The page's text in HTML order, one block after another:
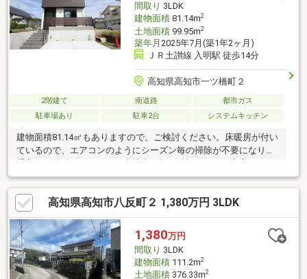
間取り 3LDK
建物面積81.14m2
土地面積99.95m2
築年月 2025年7月(築1年2ヶ月)
ＪＲ土讃線 入明駅 徒歩14分
高知県高知市一ツ橋町２
2階建て 南道路
都市ガス
駐車場あり
駐車2台 システムキッチン
建物面積81.14㎡もありますので、ご検討ください。床暖房が付い
ているので、エアコンのようにシーズン毎の掃除が不要になりお
ンターホン付きです。洗濯物を浴室内で乾かせる浴室乾燥機が用
意されている物件です。駅まで徒歩14分の場所にある物件です。
快適な生活を送れる3LDKの物件情報あります。スペースが広いウ
ォークインクローゼットには沢山の服を収納することができるの
で、服を1か所で管理することができます。
高知県高知市八反町２ 1,380万円 3LDK
1,380万円
間取り 3LDK
建物面積111.2m2
土地面積376.33m2